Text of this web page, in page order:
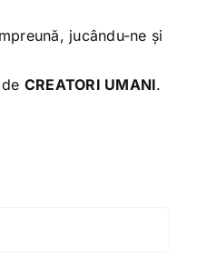
jucându-ne și
CREATORI UMANI.